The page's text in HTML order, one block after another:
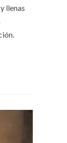
llenas